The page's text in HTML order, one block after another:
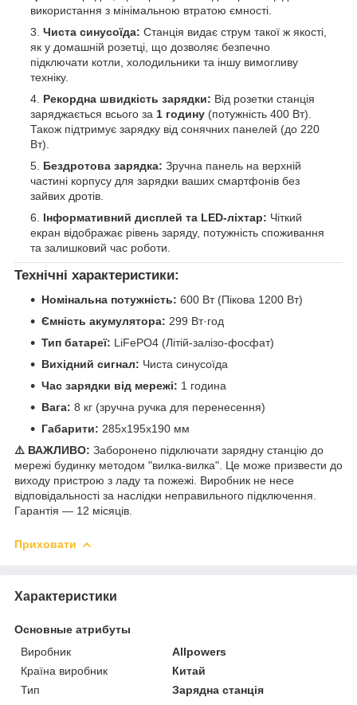
використання з мінімальною втратою ємності.
Чиста синусоїда: Станція видає струм такої ж якості,
як у домашній розетці, що дозволяє безпечно
підключати котли, холодильники та іншу вимогливу
техніку.
Рекордна швидкість зарядки: Від розетки станція
заряджається всього за 1 годину (потужність 400 Вт).
Також підтримує зарядку від сонячних панелей (до 220
Вт).
Бездротова зарядка: Зручна панель на верхній
частині корпусу для зарядки ваших смартфонів без
зайвих дротів.
Інформативний дисплей та LED-ліхтар: Чіткий
екран відображає рівень заряду, потужність споживання
та залишковий час роботи.
Технічні характеристики:
Номінальна потужність: 600 Вт (Пікова 1200 Вт)
Ємність акумулятора: 299 Вт·год
Тип батареї: LiFePO4 (Літій-залізо-фосфат)
Вихідний сигнал: Чиста синусоїда
Час зарядки від мережі: 1 година
Вага: 8 кг (зручна ручка для перенесення)
Габарити: 285x195x190 мм
⚠️ ВАЖЛИВО: Заборонено підключати зарядну станцію до
мережі будинку методом "вилка-вилка". Це може призвести до
виходу пристрою з ладу та пожежі. Виробник не несе
відповідальності за наслідки неправильного підключення.
Гарантія — 12 місяців.
Приховати
Характеристики
Основные атрибуты
Виробник
Allpowers
Країна виробник
Китай
Тип
Зарядна станція